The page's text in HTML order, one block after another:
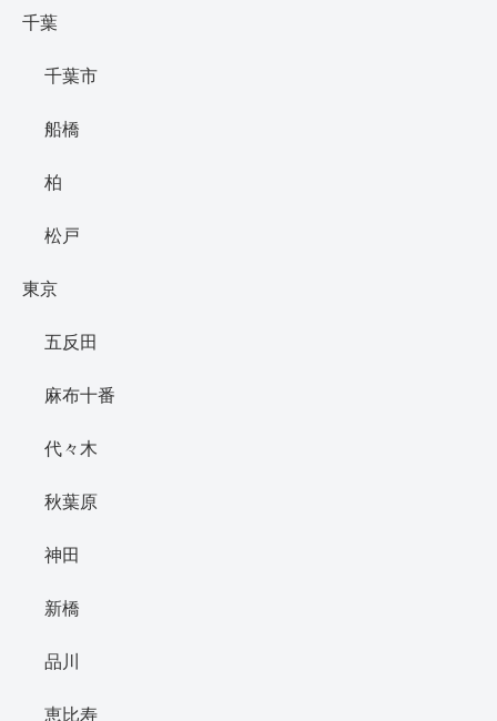
千葉
千葉市
船橋
柏
松戸
東京
五反田
麻布十番
代々木
秋葉原
神田
新橋
品川
恵比寿